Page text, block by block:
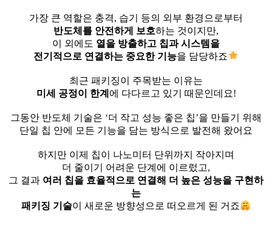
가장 큰 역할은 충격, 습기 등의 외부 환경으로부터
반도체를 안전하게 보호하는 것이지만,
이 외에도 열을 방출하고 칩과 시스템을
전기적으로 연결하는 중요한 기능을 담당하죠
최근 패키징이 주목받는 이유는
미세 공정이 한계 에 다다르고 있기 때문인데요!
그동안 반도체 기술은 ‘더 작고 성능 좋은 칩’을 만들기 위해
단일 칩 안에 모든 기능을 담는 방식으로 발전해 왔어요
하지만 이제 칩이 나노미터 단위까지 작아지며
더 줄이기 어려운 단계에 이르렀고,
그 결과 여러 칩을 효율적으로 연결해 더 높은 성능을 구현하
는
패키징 기술이 새로운 방향성으로 떠오르게 된 거죠